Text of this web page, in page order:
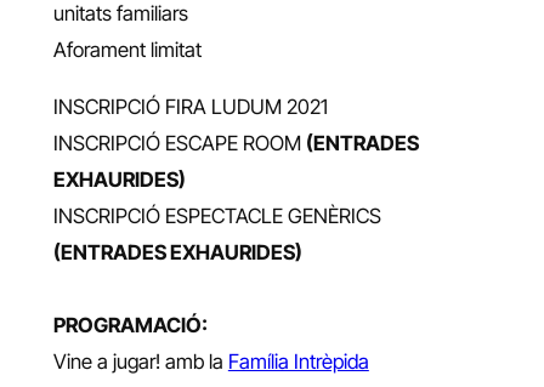
unitats familiars
Aforament limitat
INSCRIPCIÓ FIRA LUDUM 2021
INSCRIPCIÓ ESCAPE ROOM (ENTRADES
EXHAURIDES)
INSCRIPCIÓ ESPECTACLE GENÈRICS
(ENTRADES EXHAURIDES)
PROGRAMACIÓ:
Vine a jugar! amb la Família Intrèpida